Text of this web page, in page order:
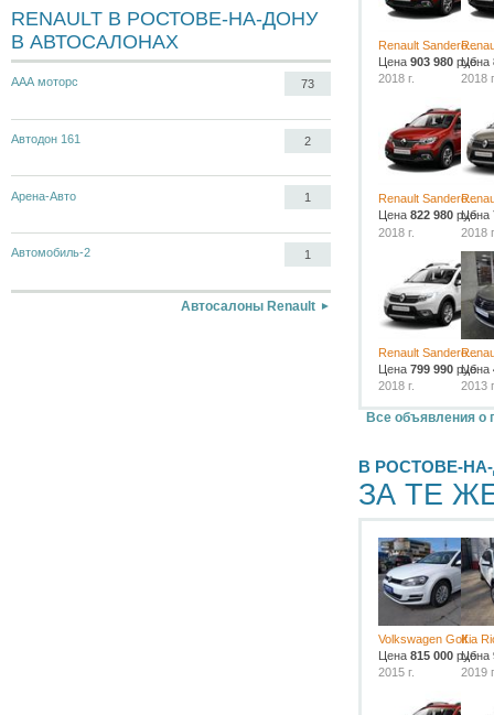
RENAULT В РОСТОВЕ-НА-ДОНУ
В АВТОСАЛОНАХ
ААА моторс 73
Автодон 161 2
Арена-Авто 1
Автомобиль-2 1
Автосалоны Renault
Renault Sandero...
Цена 903 980 руб.
2018 г.
Цена
2018
Renault Sandero...
Цена 822 980 руб.
2018 г.
Цена
2018
Renault Sandero...
Цена 799 990 руб.
2018 г.
Цена
2013
Все объявления о
В РОСТОВЕ-
ЗА ТЕ
Volkswagen Golf
Цена 815 000 руб.
2015 г.
Kia
Цена
2019